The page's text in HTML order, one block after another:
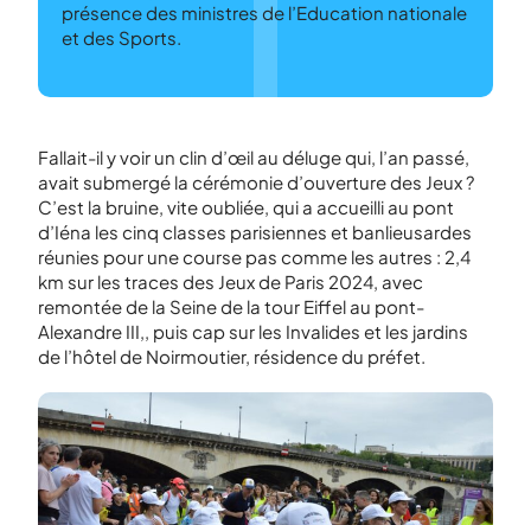
présence des ministres de l’Education nationale
et des Sports.
Fallait-il y voir un clin d’œil au déluge qui, l’an passé,
avait submergé la cérémonie d’ouverture des Jeux ?
C’est la bruine, vite oubliée, qui a accueilli au pont
d’Iéna les cinq classes parisiennes et banlieusardes
réunies pour une course pas comme les autres : 2,4
km sur les traces des Jeux de Paris 2024, avec
remontée de la Seine de la tour Eiffel au pont-
Alexandre III,, puis cap sur les Invalides et les jardins
de l’hôtel de Noirmoutier, résidence du préfet.